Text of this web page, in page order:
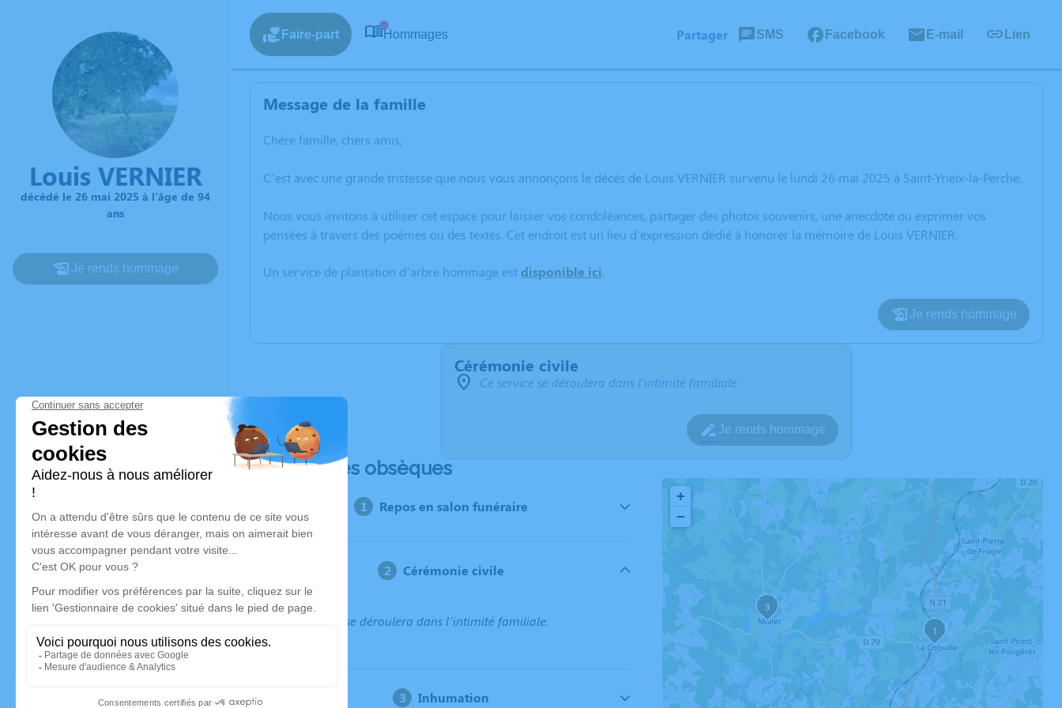
Louis VERNIER
décédé le 26 mai 2025 à l'âge de 94
ans
Je rends hommage
Faire-part Hommages Partager SMS Facebook E-mail Lien
Message de la famille
Chère famille, chers amis,
C’est avec une grande tristesse que nous vous annonçons le décès de Louis VERNIER survenu le lundi 26 mai 2025 à Saint-Yrieix-la-Perche.
Nous vous invitons à utiliser cet espace pour laisser vos condoléances, partager des photos souvenirs, une anecdote ou exprimer vos
pensées à travers des poèmes ou des textes. Cet endroit est un lieu d'expression dédié à honorer la mémoire de Louis VERNIER.
Un service de plantation d’arbre hommage estdisponible ici.
Je rends hommage
Cérémonie civile
Ce service se déroulera dans l'intimité familiale
Je rends hommage
Déroulé des obsèques
Repos en salon funéraire
Cérémonie civile
Ce service se déroulera dans l’intimité familiale.
Inhumation
1
3
+
−